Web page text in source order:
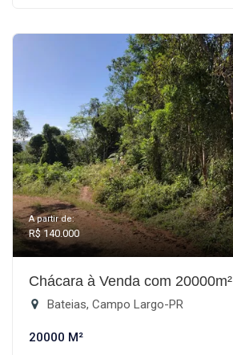
A partir de:
R$ 140.000
Chácara à Venda com 20000m²
Bateias, Campo Largo-PR
20000 M²